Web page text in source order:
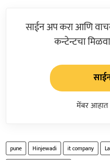
साईन अप करा आणि
कन्टेन्टचा
मेंबर
pune Hinjewadi it company